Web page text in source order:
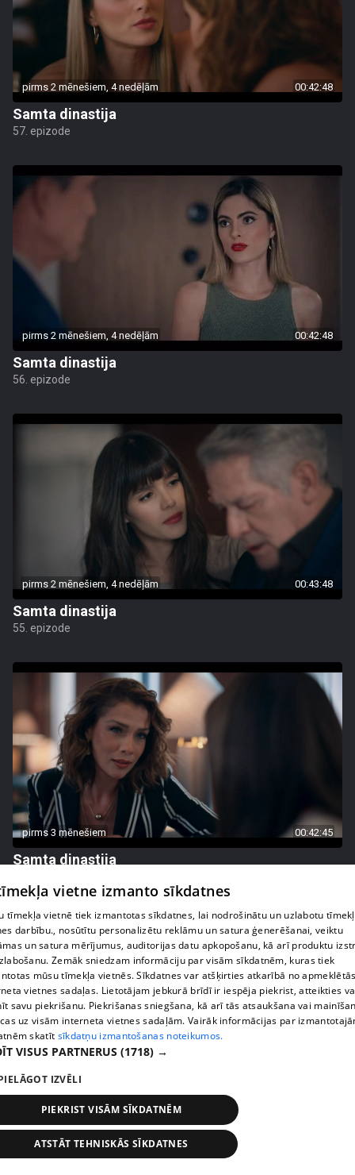
pirms 2 mēnešiem, 4 nedēļām 00:42:48
Samta dinastija
57. epizode
pirms 2 mēnešiem, 4 nedēļām 00:42:48
Samta dinastija
56. epizode
pirms 2 mēnešiem, 4 nedēļām 00:43:48
Samta dinastija
55. epizode
pirms 3 mēnešiem 00:42:45
Samta dinastija
pirms 3 mēnešiem
Samta dinastija
53. epizode
vietne izmanto sīkdatnes
tīmekļa vietnē tiek izmantotas sīkdatnes, lai nodrošinātu un uzlabotu
darbību., nosūtītu personalizētu reklāmu un satura ģenerēšanai, veiktu
un satura mērījumus, auditorijas datu apkopošanu, kā arī produktu
Zemāk sniedzam informāciju par visām sīkdatnēm, kuras tiek
mūsu tīmekļa vietnēs. Sīkdatnes var atšķirties atkarībā no
vietnes sadaļas. Lietotājam jebkurā brīdī ir iespēja piekrist, atteikties
savu piekrišanu. Piekrišanas sniegšana, kā arī tās atsaukšana vai
uz visām interneta vietnes sadaļām. Vairāk informācijas par
skatīt sīkdatņu izmantošanas noteikumos.
VISUS PARTNERUS (1718) →
IZVĒLI
PIEKRIST VISĀM SĪKDATNĒM
ATSTĀT TEHNISKĀS SĪKDATNES